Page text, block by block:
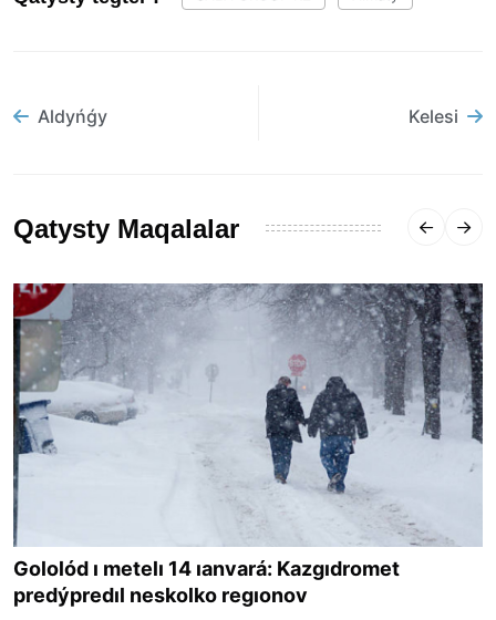
Aldyńǵy Kelesi
Qatysty Maqalalar
Gololód ı metelı 14 ıanvará: Kazgıdromet
predýpredıl neskolko regıonov